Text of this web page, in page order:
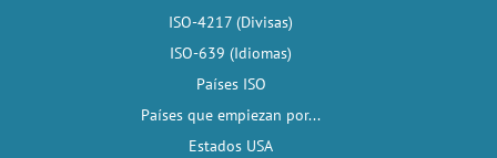
ISO-4217 (Divisas)
ISO-639 (Idiomas)
Países ISO
Países que empiezan por...
Estados USA